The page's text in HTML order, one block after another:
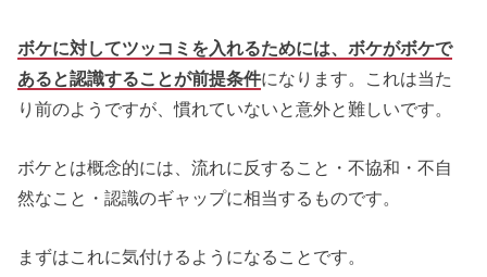
ボケに対してツッコミを入れるためには、ボケがボケで
あると認識することが前提条件になります。これは当た
り前のようですが、慣れていないと意外と難しいです。
ボケとは概念的には、流れに反すること・不協和・不自
然なこと・認識のギャップに相当するものです。
まずはこれに気付けるようになることです。